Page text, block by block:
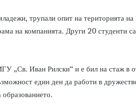
трупали опит на територията
на компанията. Други 20 студенти
„Св. Иван Рилски“ и е бил на стаж в
един ден да работи в